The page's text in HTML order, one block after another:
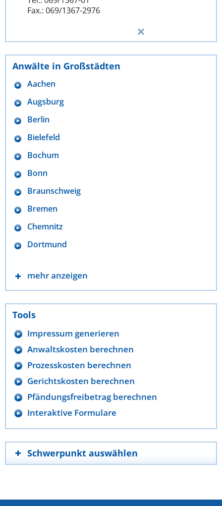
Fax.: 069/1367-2976
Anwälte in Großstädten
Aachen
Augsburg
Berlin
Bielefeld
Bochum
Bonn
Braunschweig
Bremen
Chemnitz
Dortmund
mehr anzeigen
Tools
Impressum generieren
Anwaltskosten berechnen
Prozesskosten berechnen
Gerichtskosten berechnen
Pfändungsfreibetrag berechnen
Interaktive Formulare
Schwerpunkt auswählen